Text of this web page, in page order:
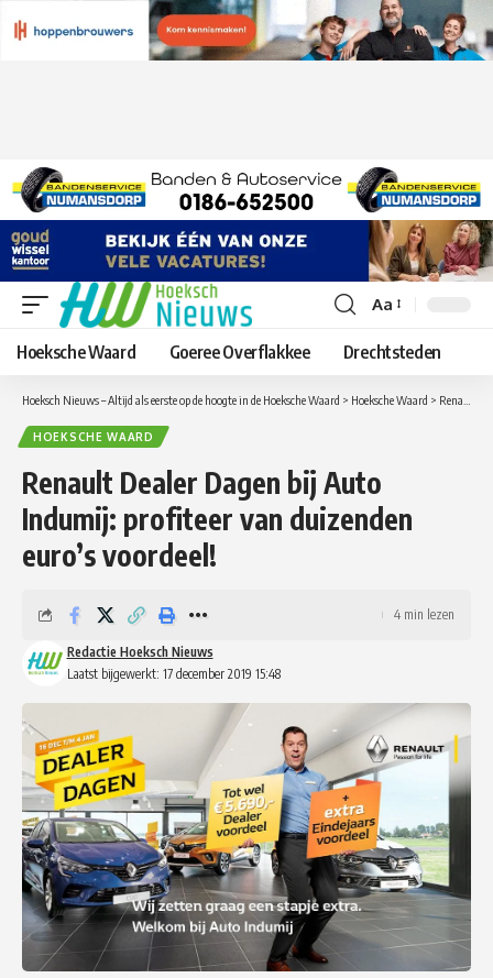
Lettergrootte
aanpassen
Aa
Hoeksche Waard Goeree Overflakkee Drechtsteden
Hoeksch Nieuws – Altijd als eerste op de hoogte in de Hoeksche Waard > Hoeksche Waard > Renault Dealer Dagen bij Auto Indumij: profiteer van duizenden euro’s voordeel!
HOEKSCHE WAARD
Renault Dealer Dagen bij Auto
Indumij: profiteer van duizenden
euro’s voordeel!
Laatst bijgewerkt: 17 december 2019 15:48
Redactie Hoeksch Nieuws
4 min lezen